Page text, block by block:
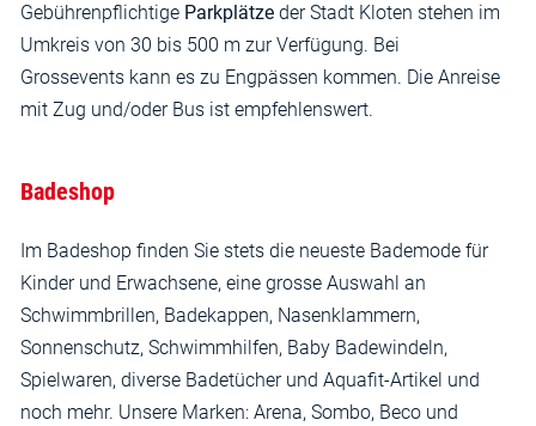
Gebührenpflichtige Parkplätze der Stadt Kloten stehen im
Umkreis von 30 bis 500 m zur Verfügung. Bei
Grossevents kann es zu Engpässen kommen. Die Anreise
mit Zug und/oder Bus ist empfehlenswert.
Badeshop
Im Badeshop finden Sie stets die neueste Bademode für
Kinder und Erwachsene, eine grosse Auswahl an
Schwimmbrillen, Badekappen, Nasenklammern,
Sonnenschutz, Schwimmhilfen, Baby Badewindeln,
Spielwaren, diverse Badetücher und Aquafit-Artikel und
noch mehr. Unsere Marken: Arena, Sombo, Beco und